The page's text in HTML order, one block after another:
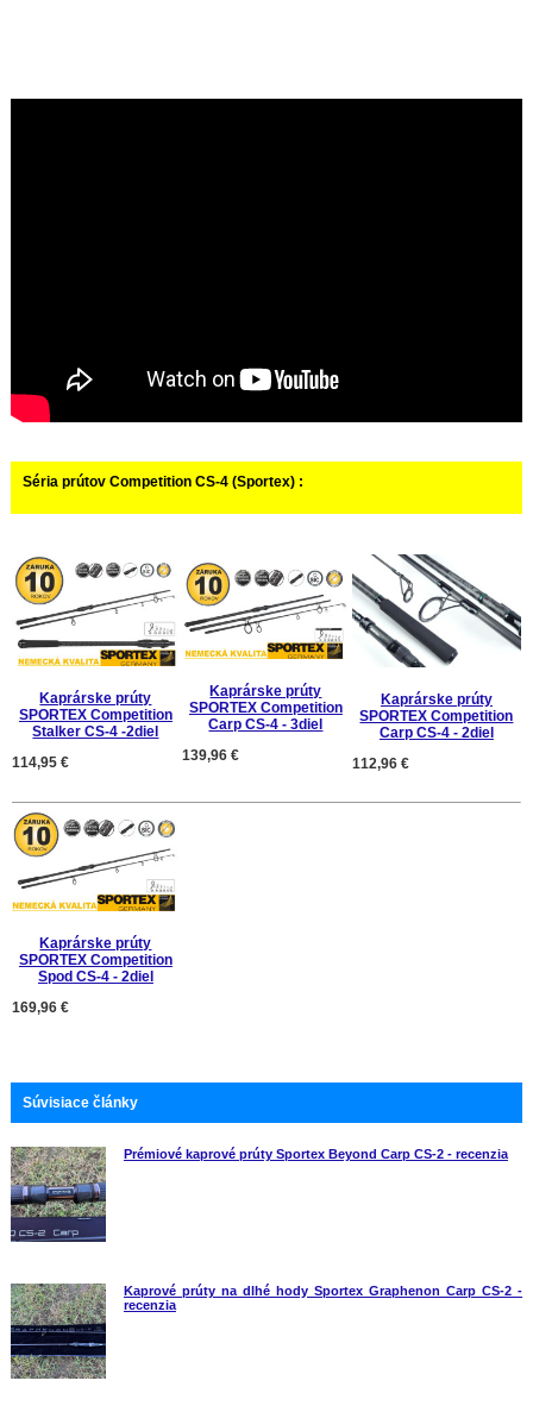
Séria prútov Competition CS-4 (Sportex) :
Kaprárske prúty
SPORTEX Competition
Stalker CS-4 -2diel
114,95 €
Kaprárske prúty
SPORTEX Competition
Carp CS-4 - 3diel
139,96 €
Kaprárske prúty
SPORTEX Competition
Carp CS-4 - 2diel
112,96 €
Kaprárske prúty
SPORTEX Competition
Spod CS-4 - 2diel
169,96 €
Súvisiace články
Prémiové kaprové prúty Sportex Beyond Carp CS-2 - recenzia
Kaprové prúty na dlhé hody Sportex Graphenon Carp CS-2 -
recenzia